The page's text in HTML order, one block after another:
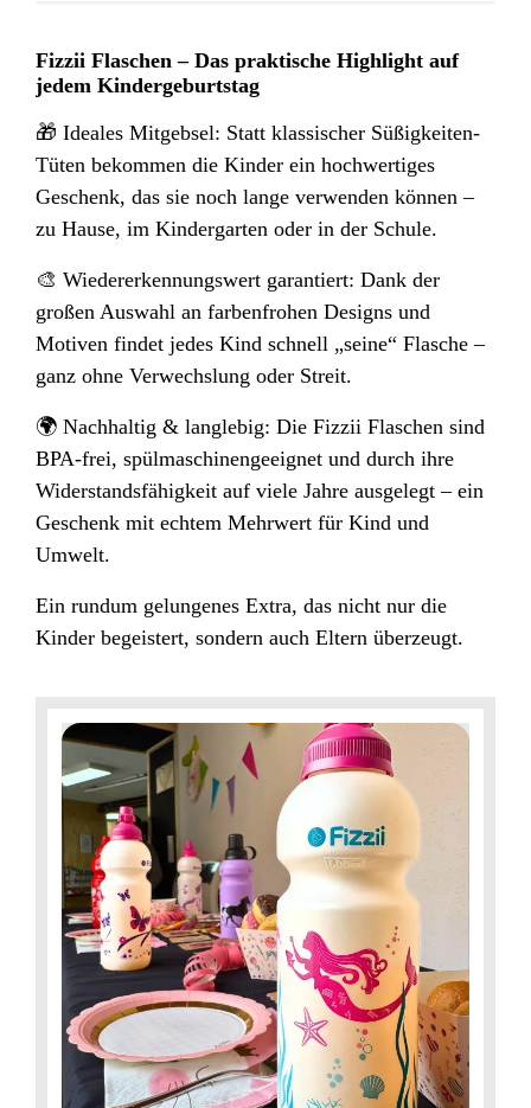
Fizzii Flaschen – Das praktische Highlight auf
jedem Kindergeburtstag
🎁 Ideales Mitgebsel: Statt klassischer Süßigkeiten-
Tüten bekommen die Kinder ein hochwertiges
Geschenk, das sie noch lange verwenden können –
zu Hause, im Kindergarten oder in der Schule.
🎨 Wiedererkennungswert garantiert: Dank der
großen Auswahl an farbenfrohen Designs und
Motiven findet jedes Kind schnell „seine“ Flasche –
ganz ohne Verwechslung oder Streit.
🌍 Nachhaltig & langlebig: Die Fizzii Flaschen sind
BPA-frei, spülmaschinengeeignet und durch ihre
Widerstandsfähigkeit auf viele Jahre ausgelegt – ein
Geschenk mit echtem Mehrwert für Kind und
Umwelt.
Ein rundum gelungenes Extra, das nicht nur die
Kinder begeistert, sondern auch Eltern überzeugt.